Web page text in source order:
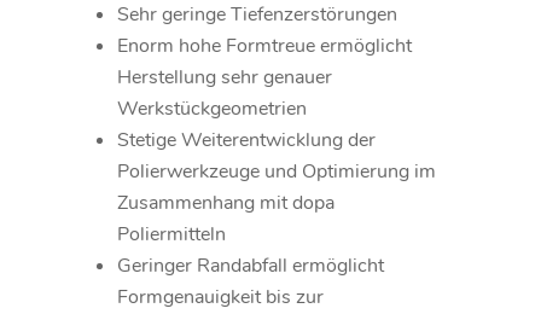
Sehr geringe Tiefenzerstörungen
Enorm hohe Formtreue ermöglicht
Herstellung sehr genauer
Werkstückgeometrien
Stetige Weiterentwicklung der
Polierwerkzeuge und Optimierung im
Zusammenhang mit dopa
Poliermitteln
Geringer Randabfall ermöglicht
Formgenauigkeit bis zur